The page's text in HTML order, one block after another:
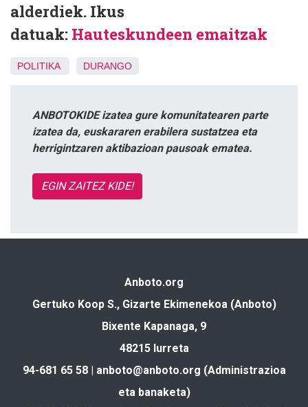
alderdiek. Ikus
datuak: Hauteskundeen emaitzak
POLITIKA DURANGO
ANBOTOKIDE izatea gure komunitatearen parte
izatea da, euskararen erabilera sustatzea eta
herrigintzaren aktibazioan pausoak ematea.
EGIN ZAITEZ KIDE!
Anboto.org
Gertuko Koop S., Gizarte Ekimenekoa (Anboto)
Bixente Kapanaga, 9
48215 Iurreta
94-681 65 58 | anboto@anboto.org (Administrazioa
eta banaketa)